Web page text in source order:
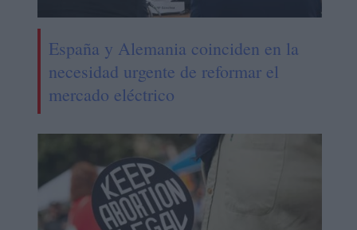
España y Alemania coinciden en la
necesidad urgente de reformar el
mercado eléctrico